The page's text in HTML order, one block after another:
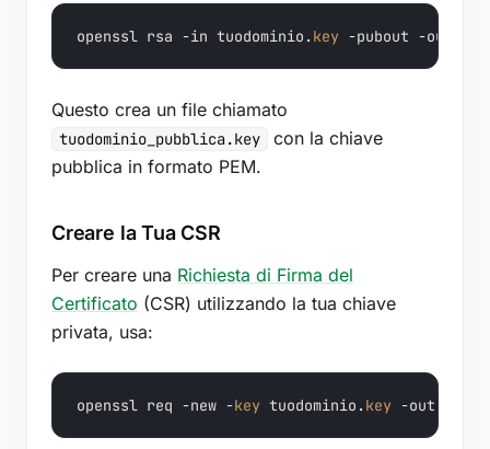
openssl rsa -in tuodominio. key -pubout -out
Questo crea un file chiamato
tuodominio_pubblica.key
con la chiave
pubblica in formato PEM.
Creare la Tua CSR
Per creare una Richiesta di Firma del
Certificato (CSR) utilizzando la tua chiave
privata, usa:
openssl req -new -key tuodominio. key